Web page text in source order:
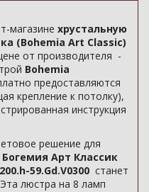
магазине хрустальную
(Bohemia Art Classic)
от производителя -
Bohemia
предоставляются
крепление к потолку),
инструкция
решение для
Арт Классик
59.Gd.V0300 станет
люстра на 8 ламп